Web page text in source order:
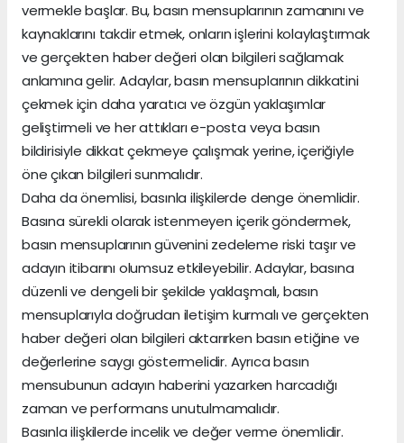
vermekle başlar. Bu, basın mensuplarının zamanını ve
kaynaklarını takdir etmek, onların işlerini kolaylaştırmak
ve gerçekten haber değeri olan bilgileri sağlamak
anlamına gelir. Adaylar, basın mensuplarının dikkatini
çekmek için daha yaratıcı ve özgün yaklaşımlar
geliştirmeli ve her attıkları e-posta veya basın
bildirisiyle dikkat çekmeye çalışmak yerine, içeriğiyle
öne çıkan bilgileri sunmalıdır.
Daha da önemlisi, basınla ilişkilerde denge önemlidir.
Basına sürekli olarak istenmeyen içerik göndermek,
basın mensuplarının güvenini zedeleme riski taşır ve
adayın itibarını olumsuz etkileyebilir. Adaylar, basına
düzenli ve dengeli bir şekilde yaklaşmalı, basın
mensuplarıyla doğrudan iletişim kurmalı ve gerçekten
haber değeri olan bilgileri aktarırken basın etiğine ve
değerlerine saygı göstermelidir. Ayrıca basın
mensubunun adayın haberini yazarken harcadığı
zaman ve performans unutulmamalıdır.
Basınla ilişkilerde incelik ve değer verme önemlidir.